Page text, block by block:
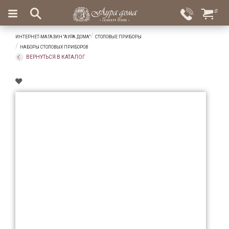
Вход
Избранное
×
Салоны
Доставка
Оплата
Ароматы
0
ИНТЕРНЕТ-МАГАЗИН "АУРА ДОМА"
СТОЛОВЫЕ ПРИБОРЫ
НАБОРЫ СТОЛОВЫХ ПРИБОРОВ
ВЕРНУТЬСЯ В КАТАЛОГ